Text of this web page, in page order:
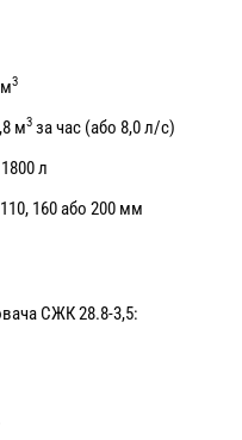
3
м3 за час (або 8,0 л/с)
л
160 або 200 мм
СЖК 28.8-3,5: